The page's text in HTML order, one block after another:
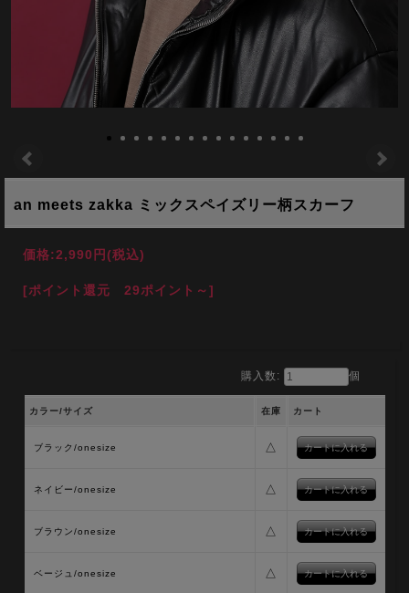
an meets zakka ミックスペイズリー柄スカーフ
価格:2,990円(税込)
[ポイント還元 29ポイント～]
購入数: 個
カラー/サイズ 在庫 カート
ブラック/onesize △
ネイビー/onesize △
ブラウン/onesize △
ベージュ/onesize △